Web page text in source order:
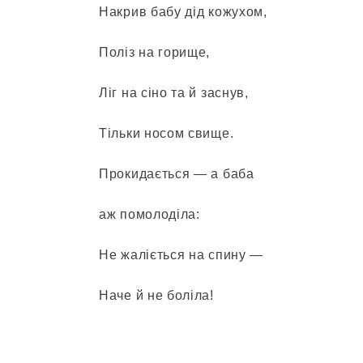
Накрив бабу дід кожухом,
Поліз на горище,
Ліг на сіно та й заснув,
Тільки носом свище.
Прокидається — а баба
аж помолоділа:
Не жаліється на спину —
Наче й не боліла!